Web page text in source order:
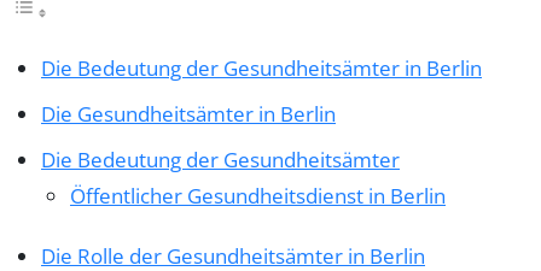
Die Bedeutung der Gesundheitsämter in Berlin
Die Gesundheitsämter in Berlin
Die Bedeutung der Gesundheitsämter
Öffentlicher Gesundheitsdienst in Berlin
Die Rolle der Gesundheitsämter in Berlin